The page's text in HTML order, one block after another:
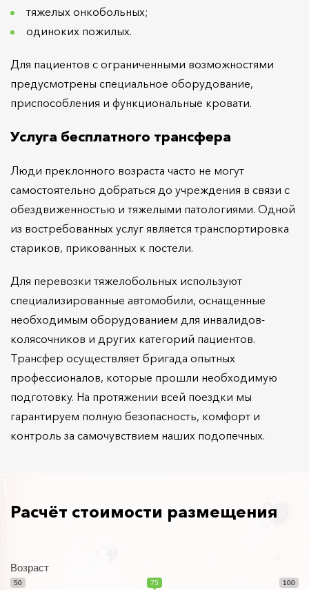
тяжелых онкобольных;
одиноких пожилых.
Для пациентов с ограниченными возможностями
предусмотрены специальное оборудование,
приспособления и функциональные кровати.
Услуга бесплатного трансфера
Люди преклонного возраста часто не могут
самостоятельно добраться до учреждения в связи с
обездвиженностью и тяжелыми патологиями. Одной
из востребованных услуг является транспортировка
стариков, прикованных к постели.
Для перевозки тяжелобольных используют
специализированные автомобили, оснащенные
необходимым оборудованием для инвалидов-
колясочников и других категорий пациентов.
Трансфер осуществляет бригада опытных
профессионалов, которые прошли необходимую
подготовку. На протяжении всей поездки мы
гарантируем полную безопасность, комфорт и
контроль за самочувствием наших подопечных.
Расчёт стоимости размещения